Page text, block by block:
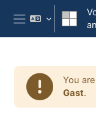
Passer au contenu
Panneau latéral
You
Gast.